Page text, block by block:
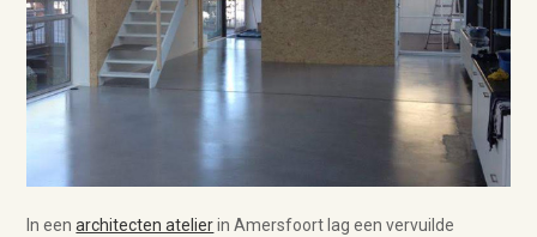
In eenarchitecten atelierin Amersfoort lag een vervuilde